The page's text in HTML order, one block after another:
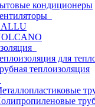
кондиционеры
для
теплоизоляция